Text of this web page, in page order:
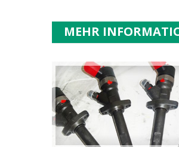
MEHR